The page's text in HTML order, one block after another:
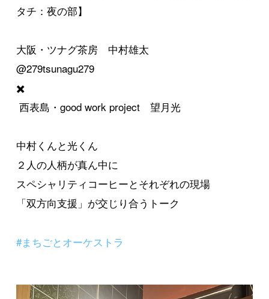
タチ：夜の部】
大阪・ツナグ茶房 中村雄太
@279tsunagu279
✖️
西表島・good work project 望月光
中村くんと光くん
２人の人柄が真ん中に
スペシャリティコーヒーとそれぞれの現場
「双方向支援」が交じり合うトーク
#まちごとオーケストラ